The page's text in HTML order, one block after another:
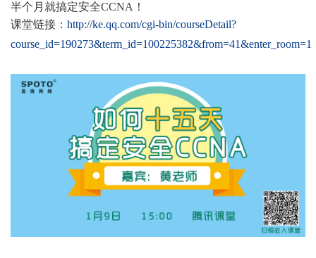
半个月就搞定安全CCNA！
课堂链接：http://ke.qq.com/cgi-bin/courseDetail?
course_id=190273&term_id=100225382&from=41&enter_room=1